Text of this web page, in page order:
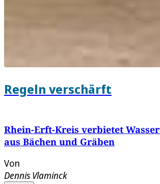
Regeln verschärft
Rhein-Erft-Kreis verbietet
aus Bächen und Gräben
Von
Dennis Vlaminck